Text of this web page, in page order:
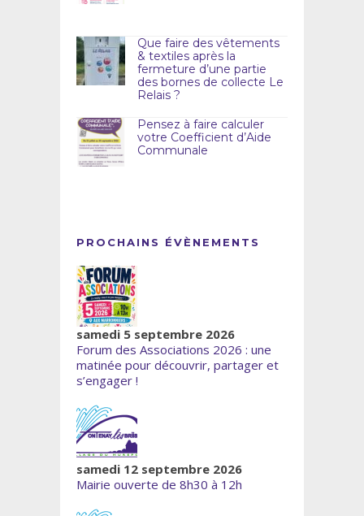
Que faire des vêtements
& textiles après la
fermeture d’une partie
des bornes de collecte Le
Relais ?
Pensez à faire calculer
votre Coefficient d’Aide
Communale
PROCHAINS ÉVÈNEMENTS
samedi 5 septembre 2026
Forum des Associations 2026 : une
matinée pour découvrir, partager et
s’engager !
samedi 12 septembre 2026
Mairie ouverte de 8h30 à 12h